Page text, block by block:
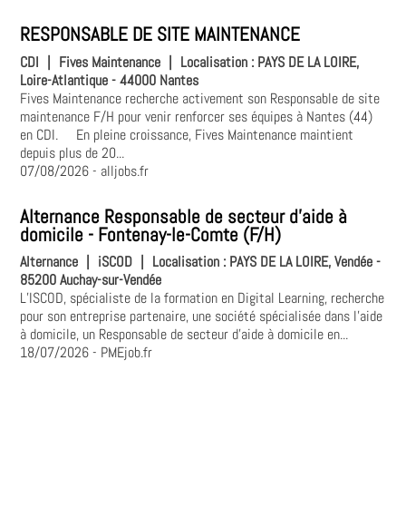
RESPONSABLE DE SITE MAINTENANCE
CDI | Fives Maintenance | Localisation : PAYS DE LA LOIRE,
Loire-Atlantique - 44000 Nantes
Fives Maintenance recherche activement son Responsable de site
maintenance F/H pour venir renforcer ses équipes à Nantes (44)
en CDI. En pleine croissance, Fives Maintenance maintient
depuis plus de 20...
07/08/2026- alljobs.fr
Alternance Responsable de secteur d'aide à
domicile - Fontenay-le-Comte (F/H)
Alternance iSCOD Localisation : PAYS DE LA LOIRE, Vendée -
85200 Auchay-sur-Vendée
L’ISCOD, spécialiste de la formation en Digital Learning, recherche
pour son entreprise partenaire, une société spécialisée dans l'aide
à domicile, un Responsable de secteur d'aide à domicile en...
18/07/2026- PMEjob.fr